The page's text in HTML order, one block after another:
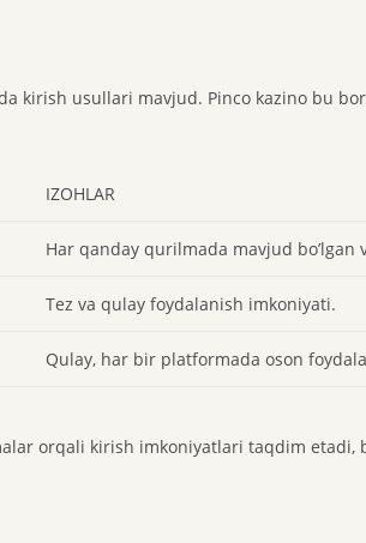
kirish usullari mavjud. Pinco kazino bu
IZOHLAR
Har qanday qurilmada mavjud bo’lgan
Tez va qulay foydalanish imkoniyati.
Qulay, har bir platformada oson
orqali kirish imkoniyatlari taqdim etadi,